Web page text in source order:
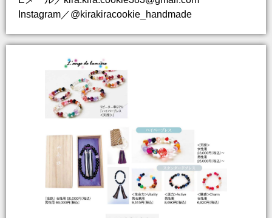
Instagram／@kirakiracookie_handmade